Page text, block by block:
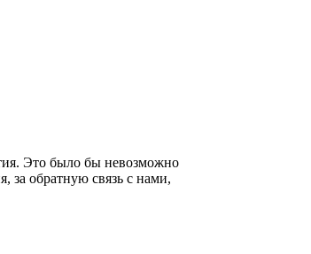
Это было бы невозможно
за обратную связь с нами,